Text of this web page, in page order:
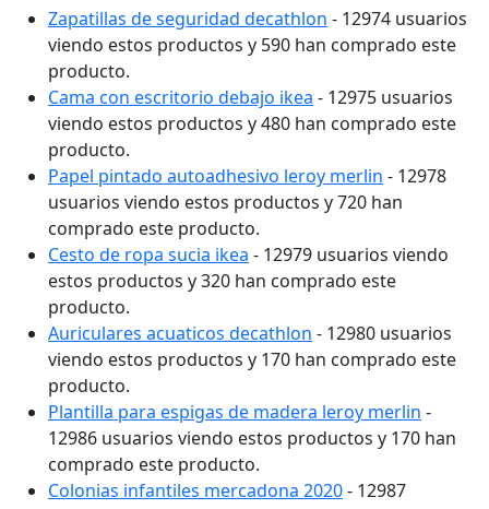
Zapatillas de seguridad decathlon - 12974 usuarios
viendo estos productos y 590 han comprado este
producto.
Cama con escritorio debajo ikea - 12975 usuarios
viendo estos productos y 480 han comprado este
producto.
Papel pintado autoadhesivo leroy merlin - 12978
usuarios viendo estos productos y 720 han
comprado este producto.
Cesto de ropa sucia ikea - 12979 usuarios viendo
estos productos y 320 han comprado este
producto.
Auriculares acuaticos decathlon - 12980 usuarios
viendo estos productos y 170 han comprado este
producto.
Plantilla para espigas de madera leroy merlin -
12986 usuarios viendo estos productos y 170 han
comprado este producto.
Colonias infantiles mercadona 2020- 12987